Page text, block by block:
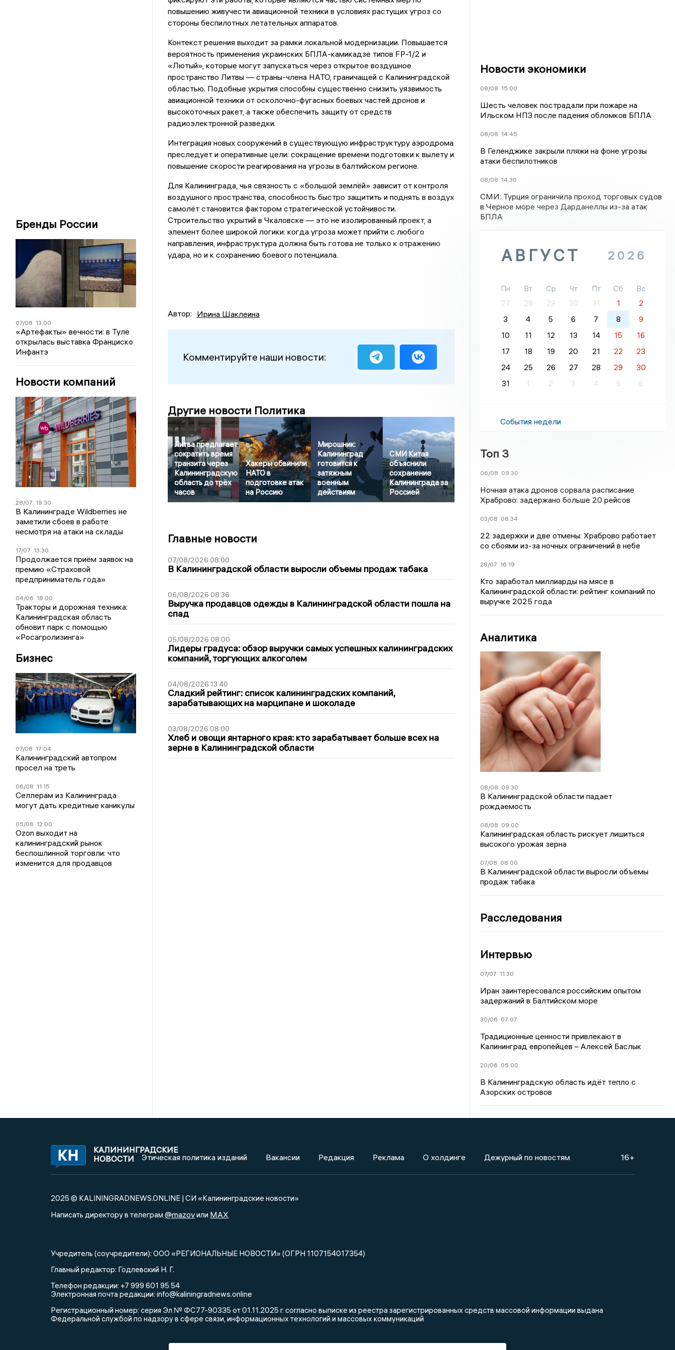
Бренды России
07/08 13:00
«Артефакты» вечности: в Туле
открылась выставка Франциско
Инфантэ
Новости компаний
28/07 19:30
В Калининграде Wildberries не
заметили сбоев в работе
несмотря на атаки на склады
17/07 13:30
Продолжается приём заявок на
премию «Страховой
предприниматель года»
04/06 18:00
Тракторы и дорожная техника:
Калининградская область
обновит парк с помощью
«Росагролизинга»
Бизнес
07/08 17:04
Калининградский автопром
просел на треть
06/08 11:15
Селлерам из Калининграда
могут дать кредитные каникулы
05/08 12:00
Ozon выходит на
калининградский рынок
беспошлинной торговли: что
изменится для продавцов
повышению живучести авиационной техники в условиях растущих угроз со
стороны беспилотных летательных аппаратов.
Контекст решения выходит за рамки локальной модернизации. Повышается
вероятность применения украинских БПЛА-камикадзе типов FP-1/2 и
«Лютый», которые могут запускаться через открытое воздушное
пространство Литвы — страны-члена НАТО, граничащей с Калининградской
областью. Подобные укрытия способны существенно снизить уязвимость
авиационной техники от осколочно-фугасных боевых частей дронов и
высокоточных ракет, а также обеспечить защиту от средств
радиоэлектронной разведки.
Интеграция новых сооружений в существующую инфраструктуру аэродрома
преследует и оперативные цели: сокращение времени подготовки к вылету и
повышение скорости реагирования на угрозы в балтийском регионе.
Для Калининграда, чья связность с «большой землёй» зависит от контроля
воздушного пространства, способность быстро защитить и поднять в воздух
самолёт становится фактором стратегической устойчивости.
Строительство укрытий в Чкаловске — это не изолированный проект, а
элемент более широкой логики: когда угроза может прийти с любого
направления, инфраструктура должна быть готова не только к отражению
удара, но и к сохранению боевого потенциала.
Автор: Ирина Шаклеина
Комментируйте наши новости:
Другие новости Политика
Литва предлагает
сократить время
транзита через
Калининградскую
область до трёх
часов
Хакеры обвинили
НАТО в
подготовке атак
на Россию
Мирошник:
Калининград
готовится к
затяжным
военным
действиям
СМИ Китая
объяснили
сохранение
Калининграда за
Россией
Главные новости
07/08/2026 08:00
В Калининградской области выросли объемы продаж табака
06/08/2026 08:36
Выручка продавцов одежды в Калининградской области пошла на
спад
05/08/2026 08:00
Лидеры градуса: обзор выручки самых успешных калининградских
компаний, торгующих алкоголем
04/08/2026 13:40
Сладкий рейтинг: список калининградских компаний,
зарабатывающих на марципане и шоколаде
03/08/2026 08:00
Хлеб и овощи янтарного края: кто зарабатывает больше всех на
зерне в Калининградской области
Новости экономики
08/08 15:00
Шесть человек пострадали при пожаре на
Ильском НПЗ после падения обломков БПЛА
08/08 14:45
В Геленджике закрыли пляжи на фоне угрозы
атаки беспилотников
08/08 14:30
СМИ: Турция ограничила проход торговых судов
в Черное море через Дарданеллы из-за атак
БПЛА
АВГУСТ 2026
Пн Вт Ср Чт Пт Сб
Вс
27
28 29 30 31 1
2
3
4 5 6 7 8
9
10
11 12 13 14 15
16
17
18 19 20 21 22
23
24
25 26 27 28 29
30
31
1 2 3 4 5 6
События недели
Топ 3
06/08 09:30
Ночная атака дронов сорвала расписание
Храброво: задержано больше 20 рейсов
03/08 08:34
22 задержки и две отмены: Храброво работает
со сбоями из-за ночных ограничений в небе
28/07 16:19
Кто заработал миллиарды на мясе в
Калининградской области: рейтинг компаний по
выручке 2025 года
Аналитика
08/08 09:30
В Калининградской области падает
рождаемость
08/08 09:00
Калининградская область рискует лишиться
высокого урожая зерна
07/08 08:00
В Калининградской области выросли объемы
продаж табака
Расследования
Интервью
07/07 11:30
Иран заинтересовался российским опытом
задержаний в Балтийском море
30/06 07:07
Традиционные ценности привлекают в
Калининград европейцев – Алексей Баслык
20/06 05:00
В Калининградскую область идёт тепло с
Азорских островов
КАЛИНИНГРАДСКИЕ
НОВОСТИ
Этическая политика изданий Вакансии Редакция Реклама О холдинге Дежурный по новостям 16+
2025 © KALININGRADNEWS.ONLINE | СИ «Калининградские новости»
Написать директору в телеграм @mazovили MAX
Учредитель (соучредители): ООО «РЕГИОНАЛЬНЫЕ НОВОСТИ» (ОГРН 1107154017354)
Главный редактор: Годлевский Н. Г.
Телефон редакции: +7 999 601 95 54
Электронная почта редакции: info@kaliningradnews.online
Регистрационный номер: серия Эл № ФС77-90335 от 01.11.2025 г. согласно выписке из реестра зарегистрированных средств массовой информации выдана
Федеральной службой по надзору в сфере связи, информационных технологий и массовых коммуникаций